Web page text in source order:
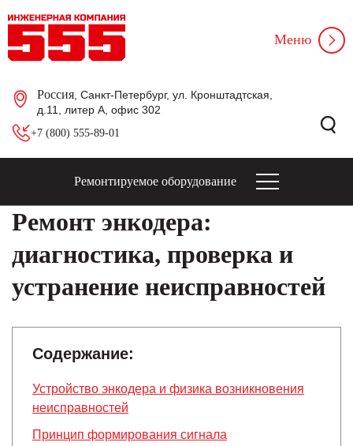
Россия , Санкт-Петербург, ул. Кронштадтская,
д.11, литер А, офис 302
+7 (800) 555-89-01
Меню
Ремонтируемое оборудование
Ремонт энкодера:
диагностика, проверка и
устранение неисправностей
Содержание:
Устройство энкодера и физика возникновения
неисправностей
Принцип формирования сигнала